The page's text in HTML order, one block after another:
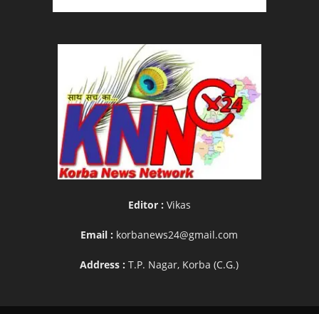
Editor : Vikas
Email : korbanews24@gmail.com
Address :T.P. Nagar, Korba (C.G.)